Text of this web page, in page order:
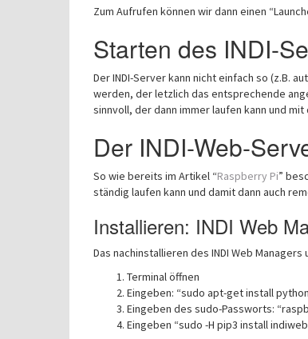
Zum Aufrufen können wir dann einen
Starten des INDI-
Der INDI-Server kann nicht einfach so (z.B.
werden, der letzlich das entsprechende
sinnvoll, der dann immer laufen kann und
Der INDI-Web-
So wie bereits im Artikel “Raspberry Pi”
ständig laufen kann und damit dann auch
Installieren: INDI Web
Das nachinstallieren des INDI Web
Terminal öffnen
Eingeben: “sudo apt-get install
Eingeben des sudo-Passworts:
Eingeben “sudo -H pip3 install